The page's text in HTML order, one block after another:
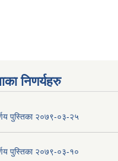
निणर्यहरु
पुस्तिका २०७९-०३-२५
पुस्तिका २०७९-०३-१०